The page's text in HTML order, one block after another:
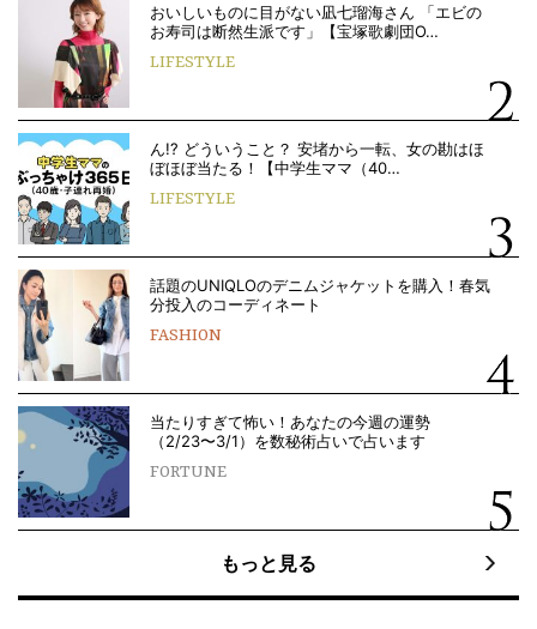
おいしいものに目がない凪七瑠海さん 「エビの
お寿司は断然生派です」【宝塚歌劇団O…
LIFESTYLE
ん!? どういうこと？ 安堵から一転、女の勘はほ
ぼほぼ当たる！【中学生ママ（40…
LIFESTYLE
話題のUNIQLOのデニムジャケットを購入！春気
分投入のコーディネート
FASHION
当たりすぎて怖い！あなたの今週の運勢
（2/23〜3/1）を数秘術占いで占います
FORTUNE
もっと見る